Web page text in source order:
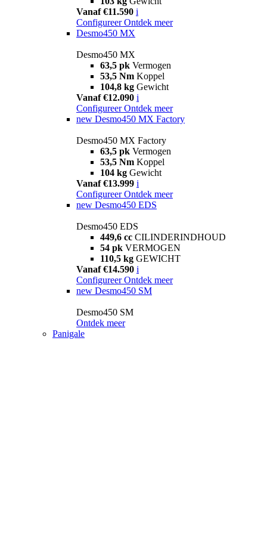
Vanaf €11.590 i
Configureer Ontdek meer
Desmo450 MX
Desmo450 MX
63,5 pk Vermogen
53,5 Nm Koppel
104,8 kg Gewicht
Vanaf €12.090 i
Configureer Ontdek meer
new Desmo450 MX Factory
Desmo450 MX Factory
63,5 pk Vermogen
53,5 Nm Koppel
104 kg Gewicht
Vanaf €13.999 i
Configureer Ontdek meer
new Desmo450 EDS
Desmo450 EDS
449,6 cc CILINDERINDHOUD
54 pk VERMOGEN
110,5 kg GEWICHT
Vanaf €14.590 i
Configureer Ontdek meer
new Desmo450 SM
Desmo450 SM
Ontdek meer
Panigale